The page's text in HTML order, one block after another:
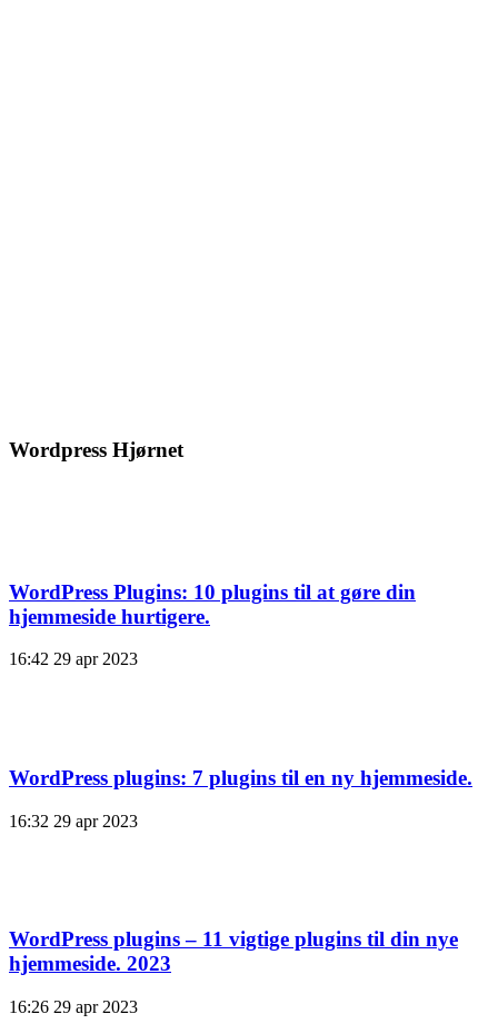
Wordpress Hjørnet
WordPress Plugins: 10 plugins til at gøre din
hjemmeside hurtigere.
16:42 29 apr 2023
WordPress plugins: 7 plugins til en ny hjemmeside.
16:32 29 apr 2023
WordPress plugins – 11 vigtige plugins til din nye
hjemmeside. 2023
16:26 29 apr 2023